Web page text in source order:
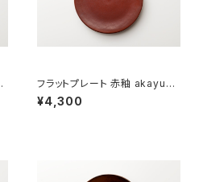
フラットプレート 赤釉 akayu（2
1cm）
¥4,300